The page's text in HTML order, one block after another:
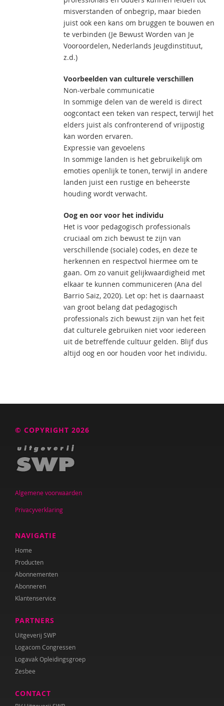
misverstanden of onbegrip, maar bieden
juist ook een kans om bruggen te bouwen en
te verbinden (Je Bewust Worden van Je
Vooroordelen, Nederlands Jeugdinstituut,
z.d.)
Voorbeelden van culturele verschillen
Non-verbale communicatie
In sommige delen van de wereld is direct
oogcontact een teken van respect, terwijl het
elders juist als confronterend of vrijpostig
kan worden ervaren.
Expressie van gevoelens
In sommige landen is het gebruikelijk om
emoties openlijk te tonen, terwijl in andere
landen juist een rustige en beheerste
houding wordt verwacht.
Oog en oor voor het individu
Het is voor pedagogisch professionals
cruciaal om zich bewust te zijn van
verschillende (sociale) codes, en deze te
herkennen en respectvol hiermee om te
gaan. Om zo vanuit gelijkwaardigheid met
elkaar te kunnen communiceren (Ana del
Barrio Saiz, 2020). Let op: het is daarnaast
van groot belang dat pedagogisch
professionals zich bewust zijn van het feit
dat culturele gebruiken niet voor iedereen
uit de betreffende cultuur gelden. Blijf dus
altijd oog en oor houden voor het individu.
© COPYRIGHT 2026
Algemene voorwaarden
Privacyverklaring
NAVIGATIE
Home
Producten
Abonnementen
Abonneren
Klantenservice
PARTNERS
Uitgeverij SWP
Logacom Congressen
Logavak Opleidingsgroep
Zesbee
CONTACT